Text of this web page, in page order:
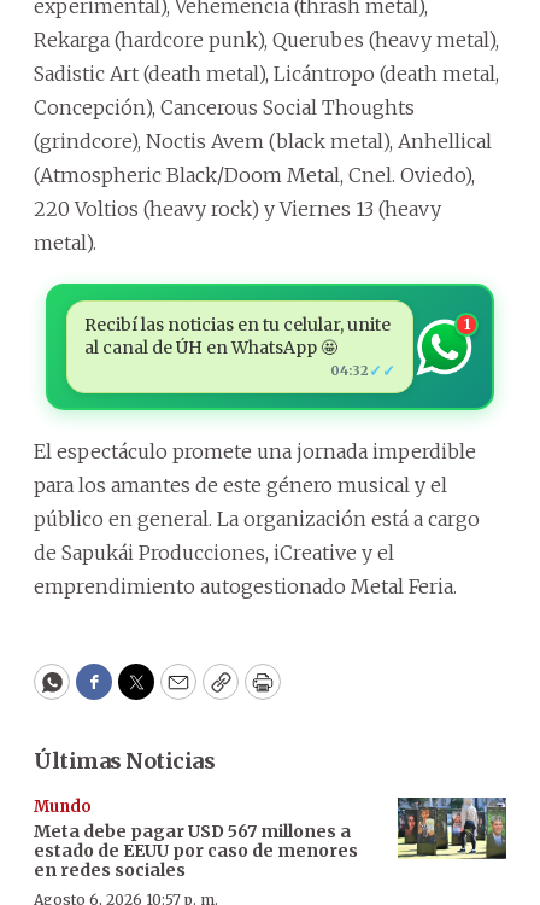
experimental), Vehemencia (thrash metal),
Rekarga (hardcore punk), Querubes (heavy metal),
Sadistic Art (death metal), Licántropo (death metal,
Concepción), Cancerous Social Thoughts
(grindcore), Noctis Avem (black metal), Anhellical
(Atmospheric Black/Doom Metal, Cnel. Oviedo),
220 Voltios (heavy rock) y Viernes 13 (heavy
metal).
Recibí las noticias en tu celular, unite
al canal de ÚH en WhatsApp 🤩
04:32 ✓✓
1
El espectáculo promete una jornada imperdible
para los amantes de este género musical y el
público en general. La organización está a cargo
de Sapukái Producciones, iCreative y el
emprendimiento autogestionado Metal Feria.
WhatsApp
Facebook
Twitter
EmailCopyPrint
Últimas Noticias
Mundo
Meta debe pagar USD 567 millones a
estado de EEUU por caso de menores
en redes sociales
Agosto 6, 2026 10:57 p. m.